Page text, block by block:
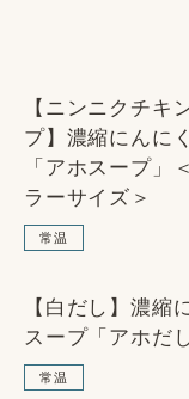
SOLD OUT
【ニンニクチキ
プ】濃縮にんに
「アホスープ」
ラーサイズ＞
常温
SOLD OUT
【白だし】濃縮
スープ「アホだし
常温